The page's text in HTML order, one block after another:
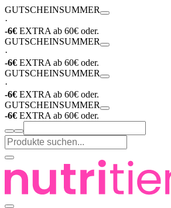
GUTSCHEINSUMMER
·
-6€ EXTRA ab 60€ oder.
GUTSCHEINSUMMER
·
-6€ EXTRA ab 60€ oder.
GUTSCHEINSUMMER
·
-6€ EXTRA ab 60€ oder.
GUTSCHEINSUMMER
-6€ EXTRA ab 60€ oder.